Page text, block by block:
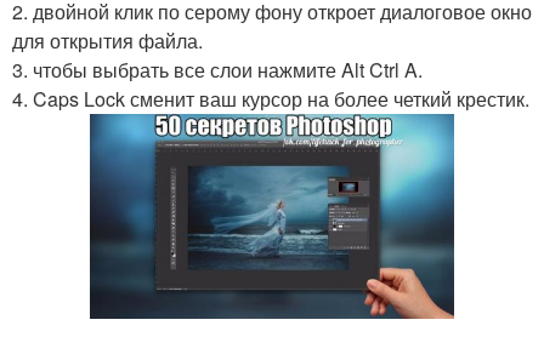
2. двойной клик по серому фону откроет диалоговое окно
для открытия файла.
3. чтобы выбрать все слои нажмите Alt Ctrl A.
4. Caps Lock сменит ваш курсор на более четкий крестик.